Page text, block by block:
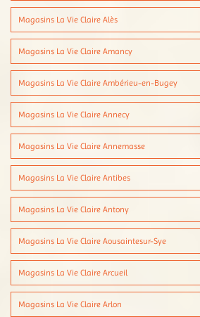
Magasins La Vie Claire Alès
Magasins La Vie Claire Amancy
Magasins La Vie Claire Ambérieu-en-Bugey
Magasins La Vie Claire Annecy
Magasins La Vie Claire Annemasse
Magasins La Vie Claire Antibes
Magasins La Vie Claire Antony
Magasins La Vie Claire Aousaintesur-Sye
Magasins La Vie Claire Arcueil
Magasins La Vie Claire Arlon